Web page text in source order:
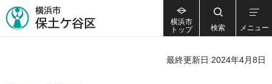
横浜市
トップ
検索 メニュー
最終更新日 2024年4月8日